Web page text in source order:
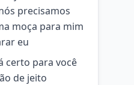
precisamos
moça para mim
eu
certo para você
de jeito